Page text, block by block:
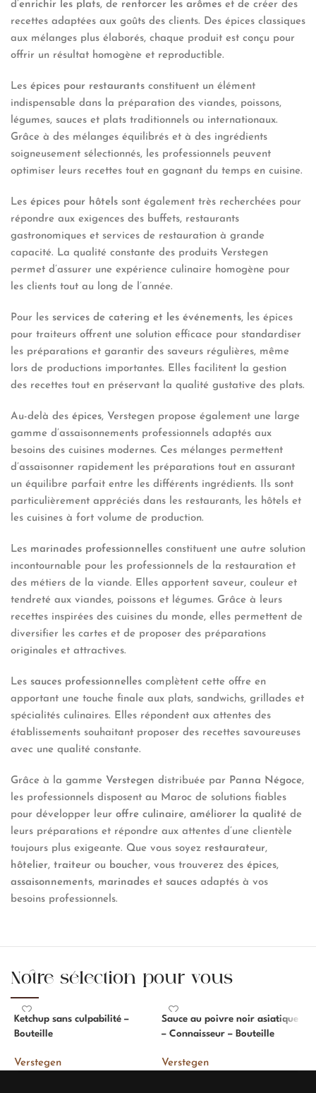
d’enrichir les plats, de renforcer les arômes et de créer des
recettes adaptées aux goûts des clients. Des épices classiques
aux mélanges plus élaborés, chaque produit est conçu pour
offrir un résultat homogène et reproductible.
Les épices pour restaurants constituent un élément
indispensable dans la préparation des viandes, poissons,
légumes, sauces et plats traditionnels ou internationaux.
Grâce à des mélanges équilibrés et à des ingrédients
soigneusement sélectionnés, les professionnels peuvent
optimiser leurs recettes tout en gagnant du temps en cuisine.
Les épices pour hôtels sont également très recherchées pour
répondre aux exigences des buffets, restaurants
gastronomiques et services de restauration à grande
capacité. La qualité constante des produits Verstegen
permet d’assurer une expérience culinaire homogène pour
les clients tout au long de l’année.
Pour les services de catering et les événements, les épices
pour traiteurs offrent une solution efficace pour standardiser
les préparations et garantir des saveurs régulières, même
lors de productions importantes. Elles facilitent la gestion
des recettes tout en préservant la qualité gustative des plats.
Au-delà des épices, Verstegen propose également une large
gamme d’assaisonnements professionnels adaptés aux
besoins des cuisines modernes. Ces mélanges permettent
d’assaisonner rapidement les préparations tout en assurant
un équilibre parfait entre les différents ingrédients. Ils sont
particulièrement appréciés dans les restaurants, les hôtels et
les cuisines à fort volume de production.
Les marinades professionnelles constituent une autre solution
incontournable pour les professionnels de la restauration et
des métiers de la viande. Elles apportent saveur, couleur et
tendreté aux viandes, poissons et légumes. Grâce à leurs
recettes inspirées des cuisines du monde, elles permettent de
diversifier les cartes et de proposer des préparations
originales et attractives.
Les sauces professionnelles complètent cette offre en
apportant une touche finale aux plats, sandwichs, grillades et
spécialités culinaires. Elles répondent aux attentes des
établissements souhaitant proposer des recettes savoureuses
avec une qualité constante.
Grâce à la gamme Verstegen distribuée par Panna Négoce,
les professionnels disposent au Maroc de solutions fiables
pour développer leur offre culinaire, améliorer la qualité de
leurs préparations et répondre aux attentes d’une clientèle
toujours plus exigeante. Que vous soyez restaurateur,
hôtelier, traiteur ou boucher, vous trouverez des épices,
assaisonnements, marinades et sauces adaptés à vos
besoins professionnels.
Notre sélection pour vous
Ketchup sans culpabilité –
Bouteille
Verstegen
Sauce au poivre noir asiatique
– Connaisseur – Bouteille
Verstegen